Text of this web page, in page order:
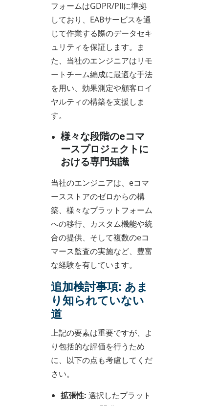
フォームはGDPR/PIIに準拠
しており、EABサービスを通
じて作業する際のデータセキ
ュリティを保証します。ま
た、当社のエンジニアはリモ
ートチーム編成に最適な手法
を用い、効果測定や顧客ロイ
ヤルティの構築を支援しま
す。
様々な段階のeコマ
ースプロジェクトに
おける専門知識
当社のエンジニアは、eコマ
ースストアのゼロからの構
築、様々なプラットフォーム
への移行、カスタム機能や統
合の提供、そして複数のeコ
マース監査の実施など、豊富
な経験を有しています。
追加検討事項: あま
り知られていない
道
上記の要素は重要ですが、よ
り包括的な評価を行うため
に、以下の点も考慮してくだ
さい。
拡張性: 選択したプラット